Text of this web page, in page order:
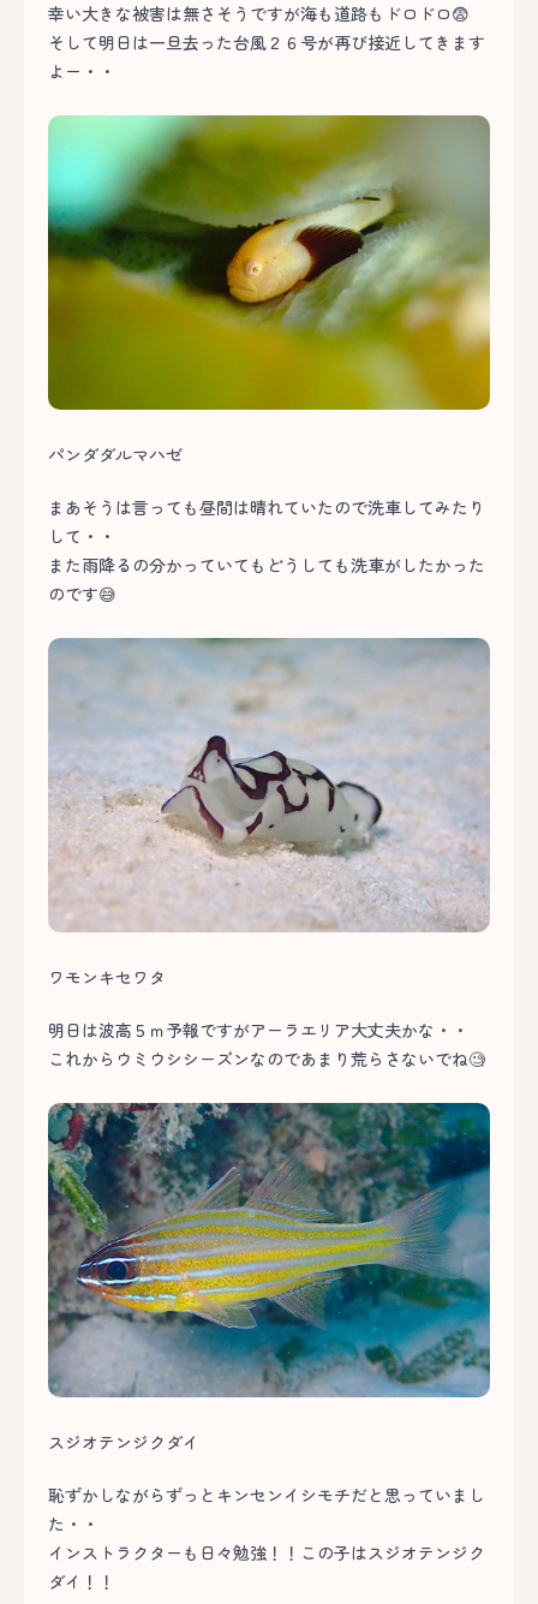
幸い大きな被害は無さそうですが海も道路もドロドロ😨
そして明日は一旦去った台風２６号が再び接近してきます
よー・・
パンダダルマハゼ
まあそうは言っても昼間は晴れていたので洗車してみたり
して・・
また雨降るの分かっていてもどうしても洗車がしたかった
のです😅
ワモンキセワタ
明日は波高５ｍ予報ですがアーラエリア大丈夫かな・・
これからウミウシシーズンなのであまり荒らさないでね🧐
スジオテンジクダイ
恥ずかしながらずっとキンセンイシモチだと思っていまし
た・・
インストラクターも日々勉強！！この子はスジオテンジク
ダイ！！